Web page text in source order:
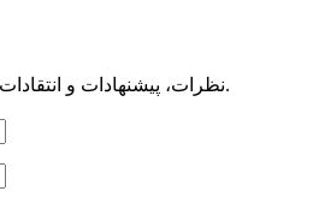
نظرات، پیشنهادات و انتقادات خود را با ما در میان بگذارید.